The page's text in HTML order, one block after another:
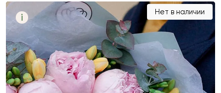
i
из пионов и
Нет в наличии